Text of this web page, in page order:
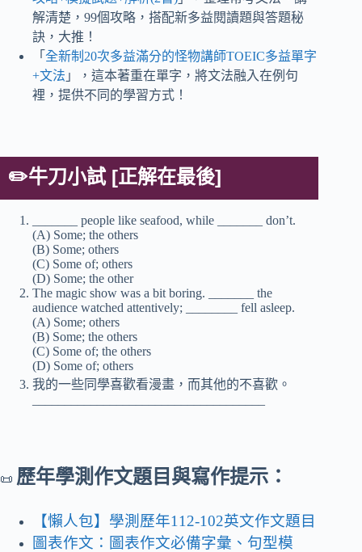
解清楚，99個攻略，搭配新多益閱讀題與答題秘
訣，大推！
「 全新制20次多益滿分的怪物講師TOEIC多益單字
+文法 」，這本著重在單字，將文法融入在例句
裡，提供不同的學習方式！
✏️牛刀小試 [正解在最後]
_______ people like seafood, while _______ don’t.
(A) Some; the others
(B) Some; others
(C) Some of; others
(D) Some; the other
The magic show was a bit boring. _______ the
audience watched attentively; ________ fell asleep.
(A) Some; others
(B) Some; the others
(C) Some of; the others
(D) Some of; others
我的一些同學喜歡看漫畫，而其他的不喜歡。
📜 歷年學測作文題目與寫作提示：
【懶人包】學測歷年112-102英文作文題目
圖表作文：圖表作文必備字彙、句型模